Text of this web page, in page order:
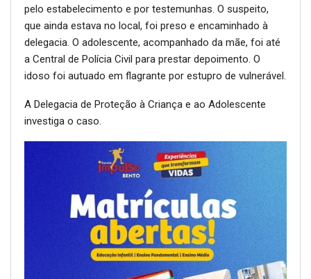
pelo estabelecimento e por testemunhas. O suspeito,
que ainda estava no local, foi preso e encaminhado à
delegacia. O adolescente, acompanhado da mãe, foi até
a Central de Polícia Civil para prestar depoimento. O
idoso foi autuado em flagrante por estupro de vulnerável.
A Delegacia de Proteção à Criança e ao Adolescente
investiga o caso.